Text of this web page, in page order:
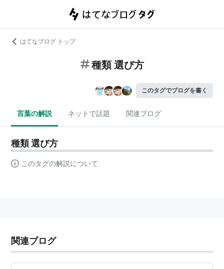
はてなブログ トップ
種類 選び方
このタグでブログを書く
言葉の解説 ネットで話題 関連ブログ
種類 選び方
このタグの解説について
関連ブログ